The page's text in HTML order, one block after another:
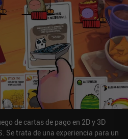
de cartas de pago en 2D y 3D
Se trata de una experiencia para un